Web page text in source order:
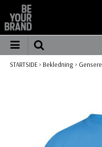
STARTSIDE> Bekledning > Gensere